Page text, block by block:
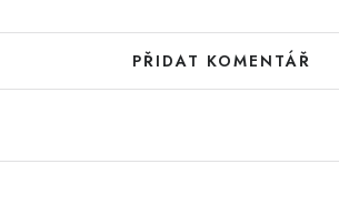
PŘIDAT KOMENTÁŘ